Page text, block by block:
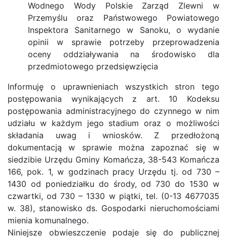
Wodnego Wody Polskie Zarząd Zlewni w
Przemyślu oraz Państwowego Powiatowego
Inspektora Sanitarnego w Sanoku, o wydanie
opinii w sprawie potrzeby przeprowadzenia
oceny oddziaływania na środowisko dla
przedmiotowego przedsięwzięcia
Informuję o uprawnieniach wszystkich stron tego
postępowania wynikających z art. 10 Kodeksu
postępowania administracyjnego do czynnego w nim
udziału w każdym jego stadium oraz o możliwości
składania uwag i wniosków. Z przedłożoną
dokumentacją w sprawie można zapoznać się w
siedzibie Urzędu Gminy Komańcza, 38-543 Komańcza
166, pok. 1, w godzinach pracy Urzędu tj. od 730 –
1430 od poniedziałku do środy, od 730 do 1530 w
czwartki, od 730 – 1330 w piątki, tel. (0-13 4677035
w. 38), stanowisko ds. Gospodarki nieruchomościami
mienia komunalnego.
Niniejsze obwieszczenie podaje się do publicznej